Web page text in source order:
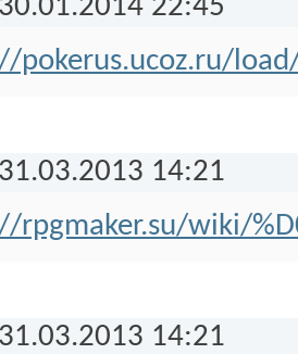
30.01.2014 22:45
pokerus.ucoz.ru/
31.03.2013 14:21
rpgmaker.su/wiki/
31.03.2013 14:21